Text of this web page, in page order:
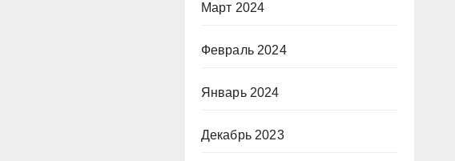
Март 2024
Февраль 2024
Январь 2024
Декабрь 2023